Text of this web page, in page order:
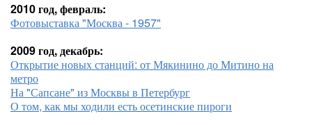
2010 год, февраль:
Фотовыставка "Москва - 1957"
2009 год, декабрь:
Открытие новых станций: от Мякинино до Митино на
метро
На "Сапсане" из Москвы в Петербург
О том, как мы ходили есть осетинские пироги